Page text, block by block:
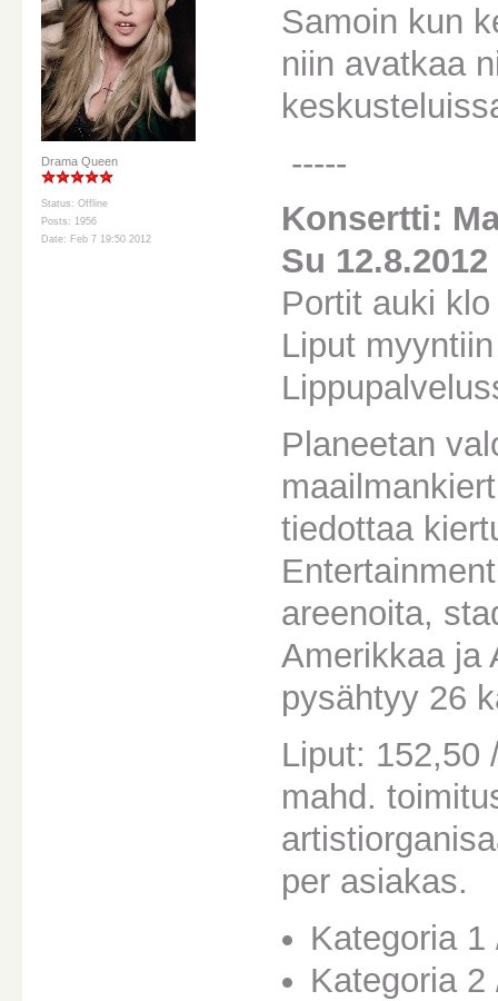
Drama Queen
Status: Offline
Posts: 1956
Date: Feb 7 19:50 2012
Samoin kun
niin avatkaa
-----
Konsertti:
Su
Portit auki
Liput
Planeetan
tiedottaa
areenoita,
Amerikkaa ja
pysähtyy 26
Liput: 152,50
mahd.
per asiakas.
Kategoria
Kategoria